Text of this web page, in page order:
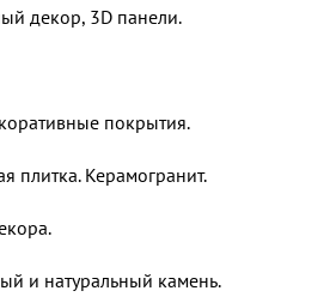
декор, 3D панели.
покрытия.
плитка. Керамогранит.
и натуральный камень.